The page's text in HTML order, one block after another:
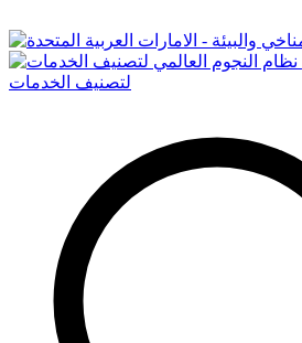
لتصنيف الخدمات